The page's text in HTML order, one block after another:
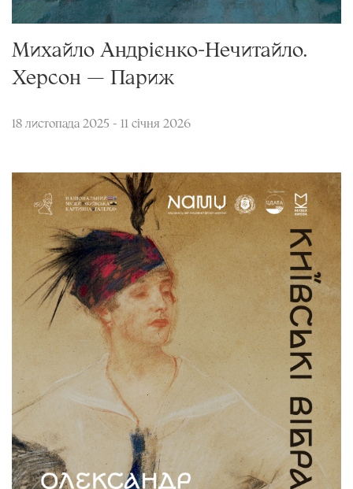
Михайло Андрієнко-Нечитайло.
Херсон — Париж
18 листопада 2025 - 11 січня 2026